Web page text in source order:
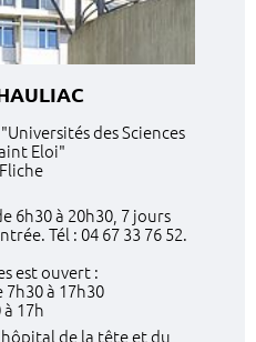
des Sciences
Eloi"
6h30 à 20h30, 7 jours
Tél : 04 67 33 76 52.
est ouvert :
à 17h30
17h
de la tête et du